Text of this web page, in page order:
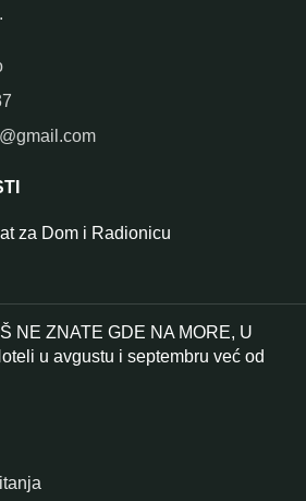
za Dom i Radionicu
NE ZNATE GDE NA MORE, U
u avgustu i septembru već od